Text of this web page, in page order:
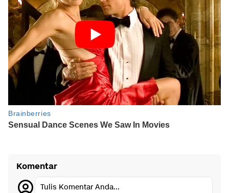
Komentar
Tulis Komentar Anda...